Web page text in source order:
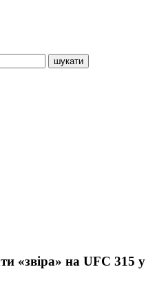
«звіра» на UFC 315 у